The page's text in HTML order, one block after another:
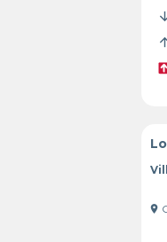
location_on